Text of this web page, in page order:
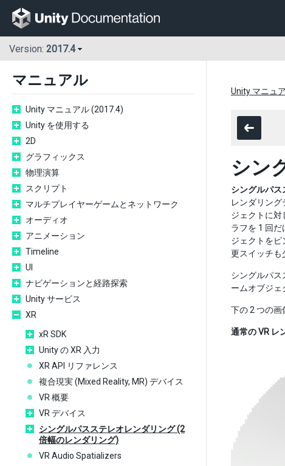
Version: 2017.4
マニュアル
Unity マニュアル (2017.4)
Unity を使用する
2D
グラフィックス
物理演算
スクリプト
マルチプレイヤーゲームとネットワーク
オーディオ
アニメーション
Timeline
UI
ナビゲーションと経路探索
Unity サービス
XR
xR SDK
Unity の XR 入力
XR API リファレンス
複合現実 (Mixed Reality, MR) デバイス
VR 概要
VR デバイス
シングルパスステレオレンダリング (2
倍幅のレンダリング)
VR Audio Spatializers
Unity マニュ
シン
シングルパス
レンダリン
ジェクトに対
ラフを 1 回
ジェクトを
更スイッチも
シングルパス
ームオブジェ
下の 2 つの画
通常の VR レ